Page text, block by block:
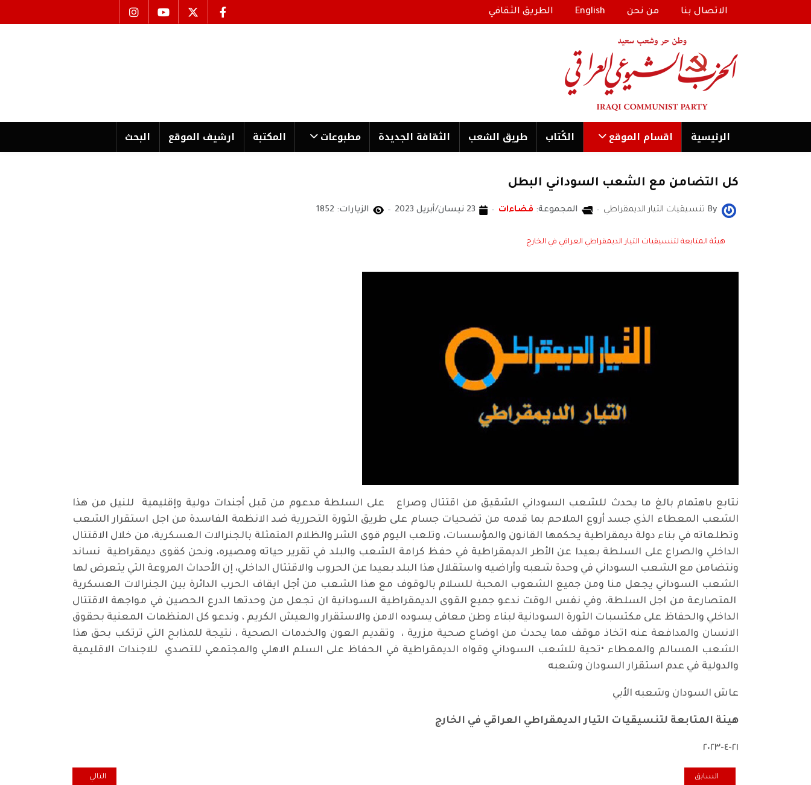
الاتصال بنا من نحن English الطريق الثقافي
الرئیسية اقسام الموقع الكُتاب طریق الشعب الثقافة الجدیدة مطبوعات المكتبة ارشیف الموقع البحث
كل التضامن مع الشعب السوداني البطل
By تنسيقيات التيار الديمقراطي المجموعة: فضاءات 23 نيسان/أبريل 2023 الزيارات: 1852
هيئة المتابعة لتنسيقيات التيار الديمقراطي العراقي في الخارج
نتابع باهتمام بالغ ما يحدث للشعب السوداني الشقيق من اقتتال وصراع على السلطة مدعوم من قبل أجندات دولية وإقليمية للنيل من هذا
الشعب المعطاء الذي جسد أروع الملاحم بما قدمه من تضحيات جسام على طريق الثورة التحررية ضد الانظمة الفاسدة من اجل استقرار الشعب
وتطلعاته في بناء دولة ديمقراطية يحكمها القانون والمؤسسات، وتلعب اليوم قوى الشر والظلام المتمثلة بالجنرالات العسكرية، من خلال الاقتتال
الداخلي والصراع على السلطة بعيدا عن الأطر الديمقراطية في حفظ كرامة الشعب والبلد في تقرير حياته ومصيره، ونحن كقوى ديمقراطية نساند
ونتضامن مع الشعب السوداني في وحدة شعبه وأراضيه واستقلال هذا البلد بعيدا عن الحروب والاقتتال الداخلي، إن الأحداث المروعة التي يتعرض لها
الشعب السوداني يجعل منا ومن جميع الشعوب المحبة للسلام بالوقوف مع هذا الشعب من أجل ايقاف الحرب الدائرة بين الجنرالات العسكرية
المتصارعة من اجل السلطة، وفي نفس الوقت ندعو جميع القوى الديمقراطية السودانية ان تجعل من وحدتها الدرع الحصين في مواجهة الاقتتال
الداخلي والحفاظ على مكتسبات الثورة السودانية لبناء وطن معافى يسوده الامن والاستقرار والعيش الكريم ، وندعو كل المنظمات المعنية بحقوق
الانسان والمدافعة عنه اتخاذ موقف مما يحدث من اوضاع صحية مزرية ، وتقديم العون والخدمات الصحية ، نتيجة للمذابح التي ترتكب بحق هذا
الشعب المسالم والمعطاء •تحية للشعب السوداني وقواه الديمقراطية في الحفاظ على السلم الاهلي والمجتمعي للتصدي للاجندات الاقليمية
والدولية في عدم استقرار السودان وشعبه
عاش السودان وشعبه الأبي
هيئة المتابعة لتنسيقيات التيار الديمقراطي العراقي في الخارج
٢١-٤-٢٠٢٣
المقال السابق: مساهمة في اعتصام الجالية السودانية في لندن ضد الحرب
السابق المقال التالي: وفد من
التالي